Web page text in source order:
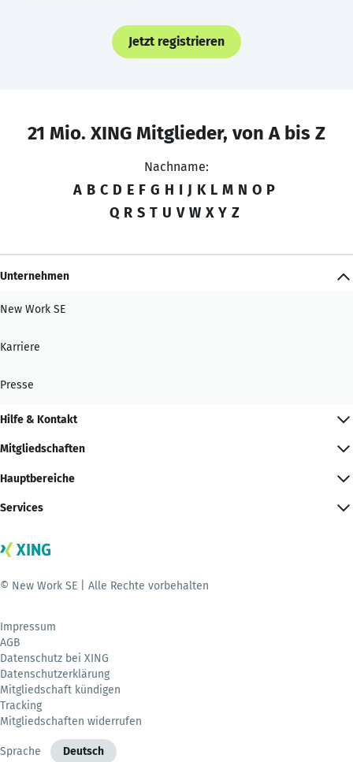
Jetzt registrieren
21 Mio. XING Mitglieder, von A bis Z
Nachname:
A B C D E F G H I J K L M N O P
Q R S T U V W X Y Z
Unternehmen
New Work SE
Karriere
Presse
Hilfe & Kontakt
Mitgliedschaften
Hauptbereiche
Services
© New Work SE | Alle Rechte vorbehalten
Impressum
AGB
Datenschutz bei XING
Datenschutzerklärung
Mitgliedschaft kündigen
Tracking
Mitgliedschaften widerrufen
Sprache Deutsch